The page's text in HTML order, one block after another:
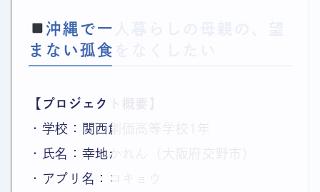
沖縄で一人暮らしの母親の、望
まない孤食をなくしたい
【プロジェクト概要】
・学校：関西創価高等学校1年
・氏名：幸地かれん（大阪府交野市）
・アプリ名：コキョウ